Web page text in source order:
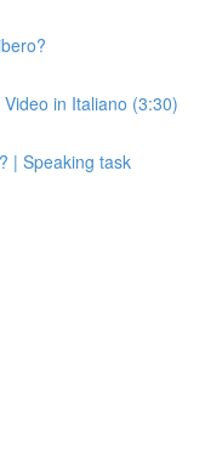
in Italiano (3:30)
| Speaking task